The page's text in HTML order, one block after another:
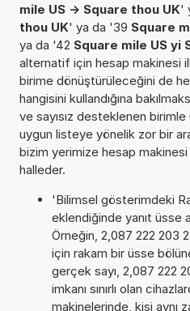
mile US -> Square thou UK'
thou UK' ya da '39 Square
ya da '42 Square mile US yi
alternatif için hesap makinesi
birime dönüştürüleceğini de
hangisini kullandığına
ve sayısız desteklenen
uygun listeye yönelik zor bir
bizim yerimize hesap
halleder.
'Bilimsel gösterimdeki
eklendiğinde yanıt üsse
Örneğin, 2,087 222 203
için rakam bir üsse
gerçek sayı, 2,087 222
imkanı sınırlı olan
makinelerinde, kişi aynı